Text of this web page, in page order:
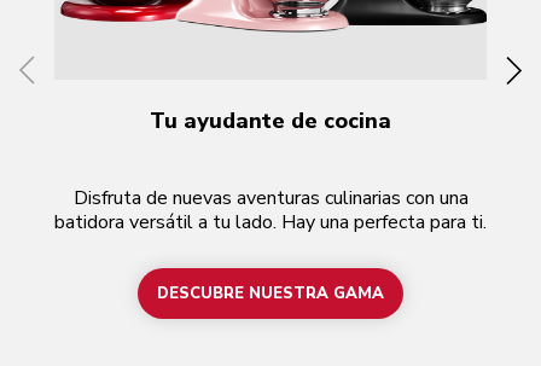
Tu ayudante de cocina
Disfruta de nuevas aventuras culinarias con una
batidora versátil a tu lado. Hay una perfecta para ti.
DESCUBRE NUESTRA GAMA